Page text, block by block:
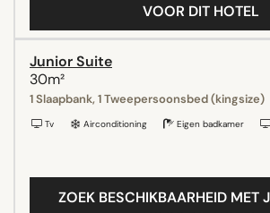
VOOR DIT HOTEL
Junior Suite
30m²
1 Slaapbank, 1 Tweepersoonsbed (kingsize)
Tv Airconditioning Eigen badkamer
ZOEK BESCHIKBAARHEID MET